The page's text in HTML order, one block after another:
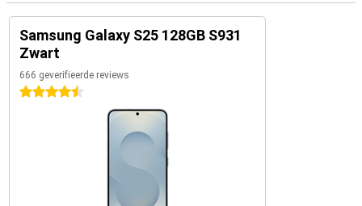
Samsung Galaxy S25 128GB S931
Zwart
666 geverifieerde reviews
4.5 sterren